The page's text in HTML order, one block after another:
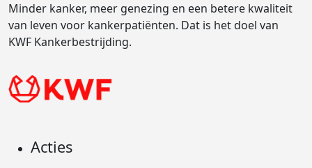
Minder kanker, meer genezing en een betere kwaliteit
van leven voor kankerpatiënten. Dat is het doel van
KWF Kankerbestrijding.
Acties